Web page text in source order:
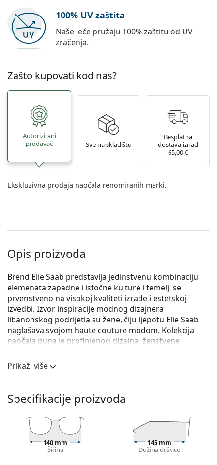
100% UV zaštita
Naše leće pružaju 100% zaštitu od UV
zračenja.
Zašto kupovati kod nas?
Autorizirani
prodavač
Sve na skladištu
Besplatna
dostava iznad
65,00 €
Ekskluzivna prodaja naočala renomiranih marki.
Opis proizvoda
Brend Elie Saab predstavlja jedinstvenu kombinaciju
elemenata zapadne i istočne kulture i temelji se
prvenstveno na visokoj kvaliteti izrade i estetskoj
izvedbi. Izvor inspiracije modnog dizajnera
libanonskog podrijetla su žene, čiju ljepotu Elie Saab
naglašava svojom haute couture modom. Kolekcija
naočala puna je profinjenog dizajna, ženstvene
Elie Saab ES 071 086 16 53
Okvir naočala
nijanse puti i sa svijetlosmeđom, crnom ili
tamnoplavom kosom.
Četvrtasti okviri idealan su izbor ako imate okrugli,
ovalni ili trokutasti oblik lica.
Prikaži više
Specifikacije proizvoda
140 mm
Širina
145 mm
Dužina drškice